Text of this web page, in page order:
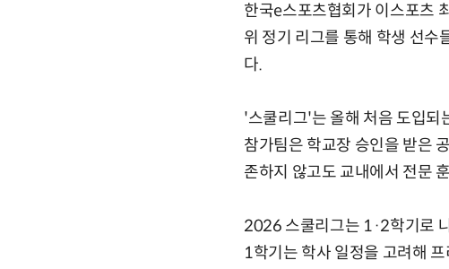
한국e스포츠협회가 이스포츠
위 정기 리그를 통해 학생 선수
다.
'스쿨리그'는 올해 처음 도입되
참가팀은 학교장 승인을 받은
존하지 않고도 교내에서 전문
2026 스쿨리그는 1·2학기로
1학기는 학사 일정을 고려해